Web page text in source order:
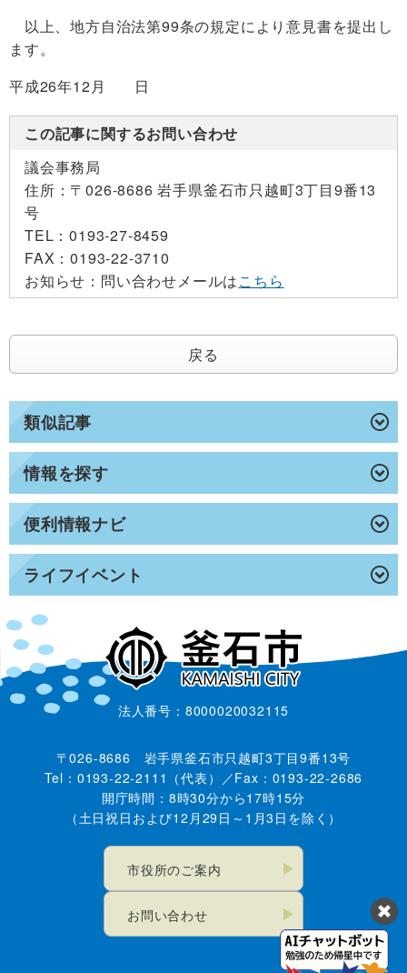
類似記事
情報を探す
便利情報ナビ
ライフイベント
以上、地方自治法第99条の規定により意見書を提出し
ます。
平成26年12月日
この記事に関するお問い合わせ
議会事務局
住所： 〒026-8686 岩手県釜石市只越町3丁目9番13
号
TEL：0193-27-8459
FAX：0193-22-3710
お知らせ： 問い合わせメールはこちら
戻る
法人番号：8000020032115
〒026-8686 岩手県釜石市只越町3丁目9番13号
Tel：0193-22-2111（代表）／Fax：0193-22-2686
開庁時間：8時30分から17時15分
（土日祝日および12月29日～1月3日を除く）
市役所のご案内
お問い合わせ